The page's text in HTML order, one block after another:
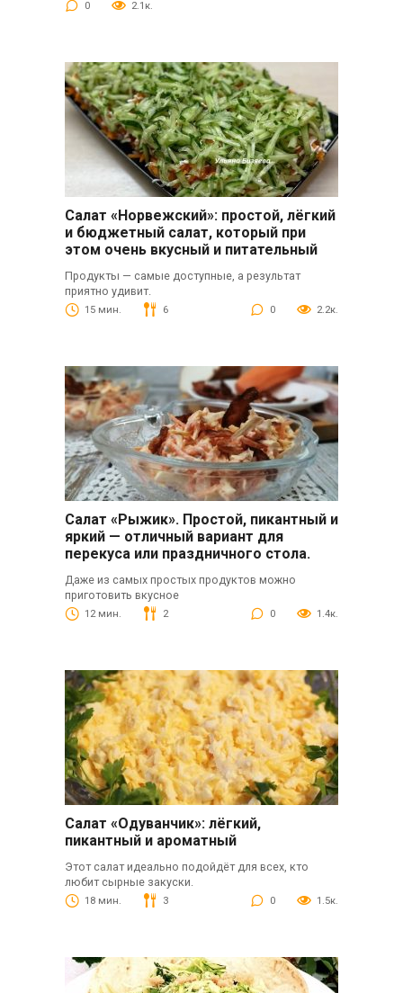
0 2.1к.
Салат «Норвежский»: простой, лёгкий
и бюджетный салат, который при
этом очень вкусный и питательный
Продукты — самые доступные, а результат
приятно удивит.
15 мин. 6 0 2.2к.
Салат «Рыжик». Простой, пикантный и
яркий — отличный вариант для
перекуса или праздничного стола.
Даже из самых простых продуктов можно
приготовить вкусное
12 мин. 2 0 1.4к.
Салат «Одуванчик»: лёгкий,
пикантный и ароматный
Этот салат идеально подойдёт для всех, кто
любит сырные закуски.
18 мин. 3 0 1.5к.